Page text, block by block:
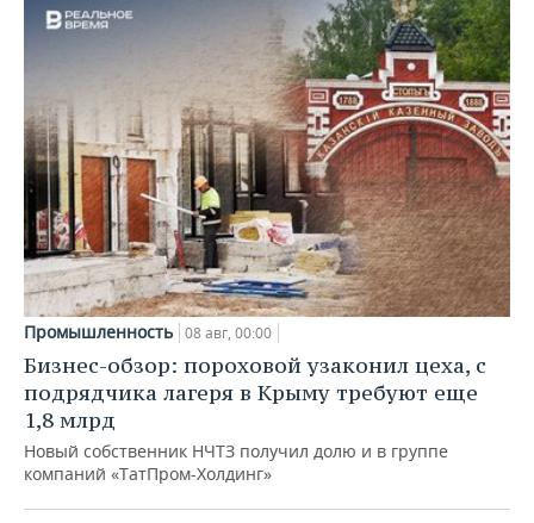
Промышленность 08 авг, 00:00
Бизнес-обзор: пороховой узаконил цеха, с
подрядчика лагеря в Крыму требуют еще
1,8 млрд
Новый собственник НЧТЗ получил долю и в группе
компаний «ТатПром-Холдинг»